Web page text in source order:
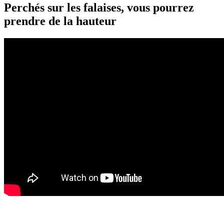
Perchés sur les falaises, vous pourrez
prendre de la hauteur